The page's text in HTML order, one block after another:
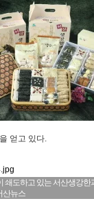
얻고 있다.
도하고 있는 서산생강한
산뉴스